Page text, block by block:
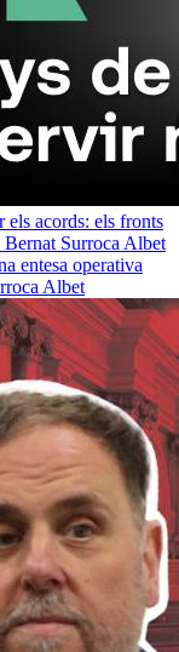
acords: els fronts
Bernat Surroca Albet
entesa operativa
Albet